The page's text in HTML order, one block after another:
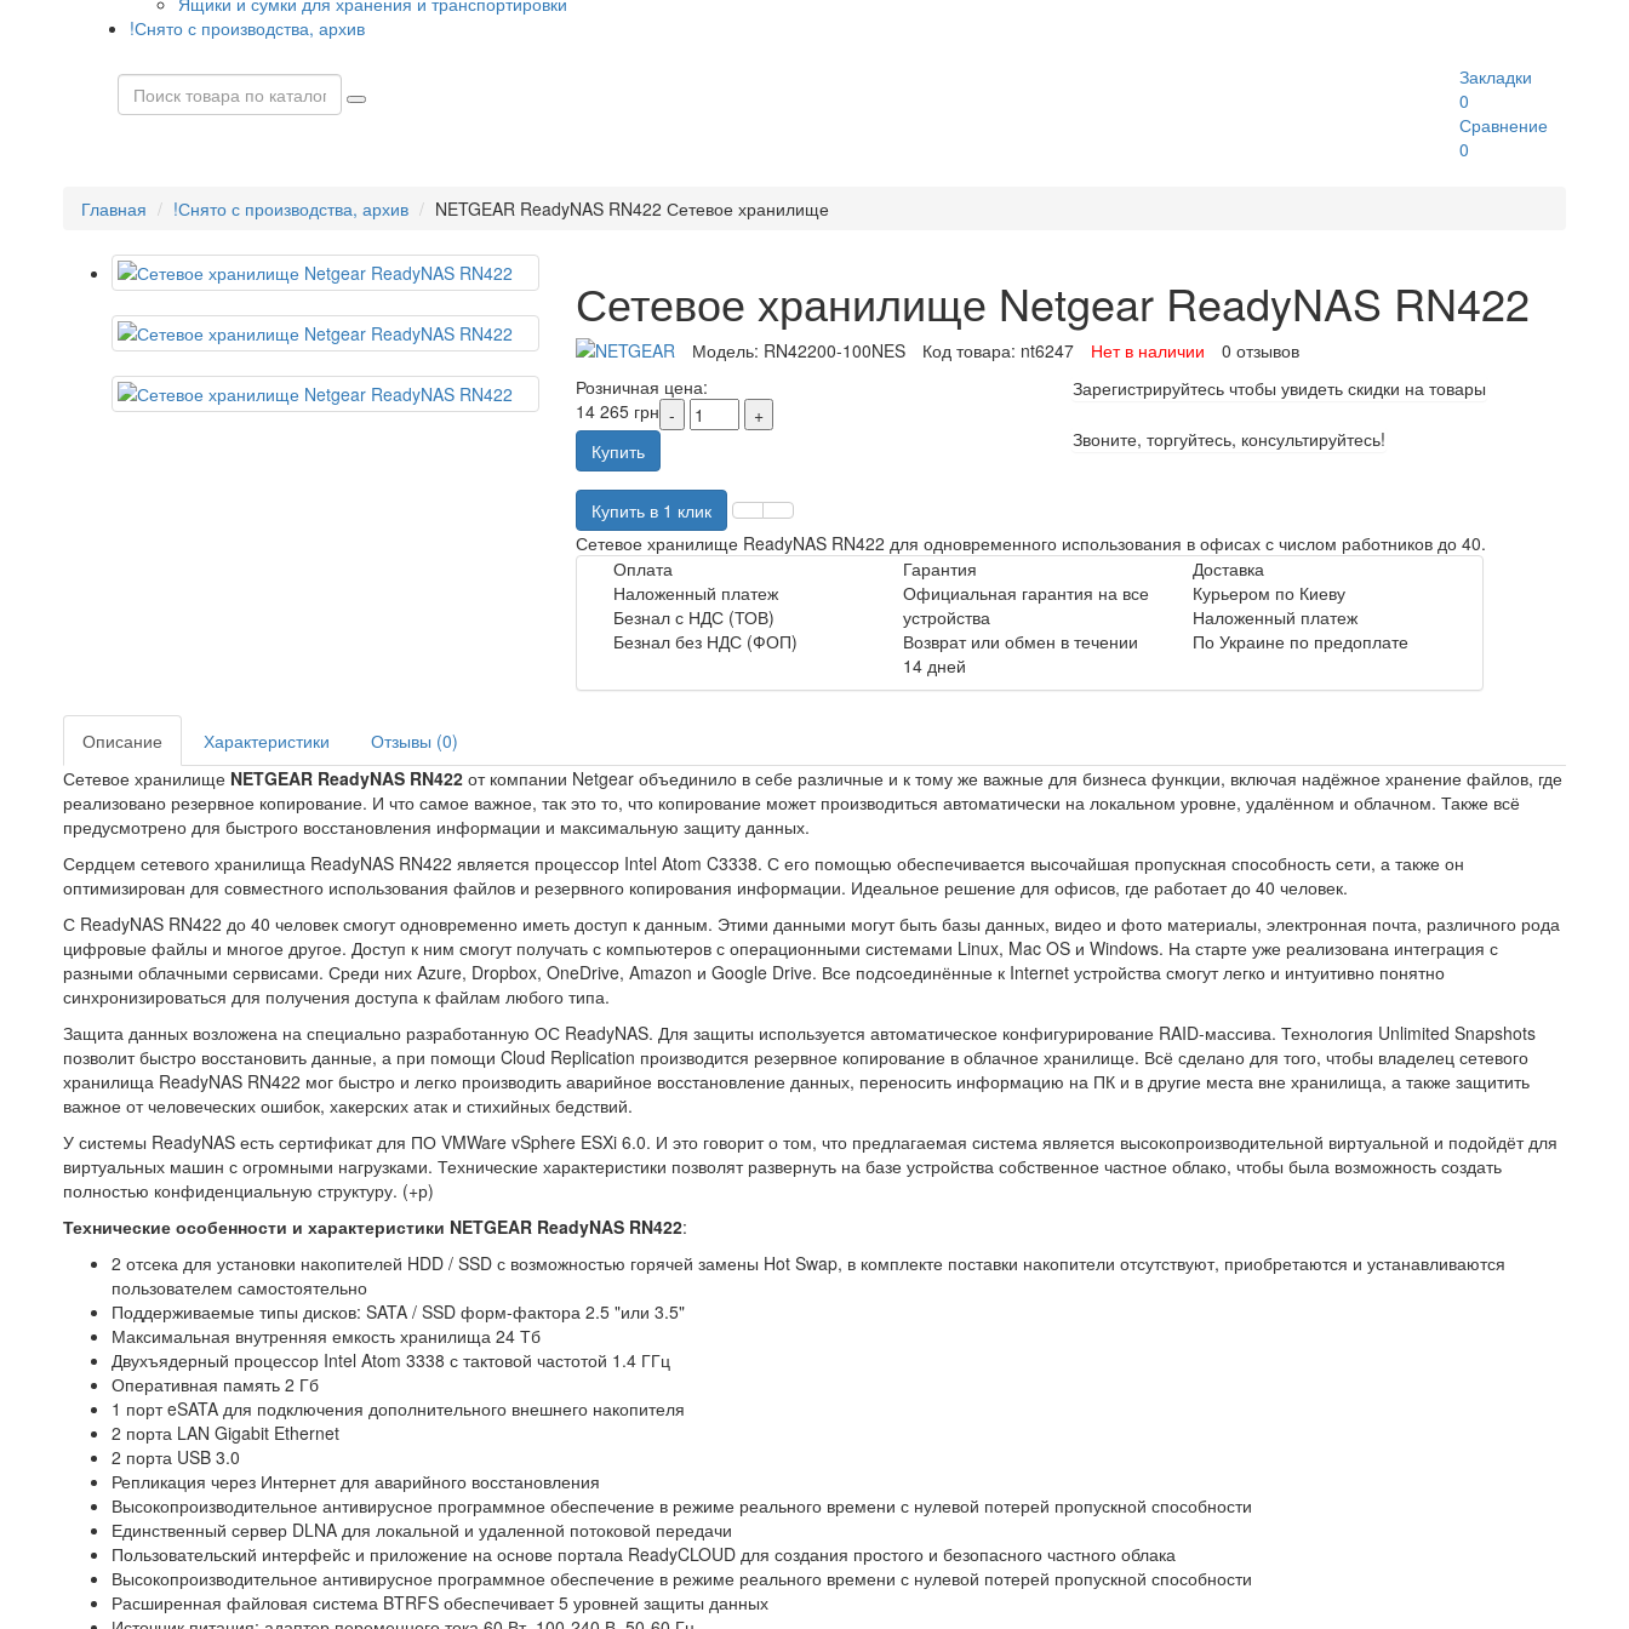
!Снято с производства, архив
Закладки
0
Сравнение
0
Главная !Снято с производства, архив NETGEAR ReadyNAS RN422 Сетевое хранилище
Сетевое хранилище Netgear ReadyNAS RN422
Модель: RN42200-100NES Код товара: nt6247 Нет в наличии
0 отзывов
Розничная цена:
14 265 грн
Купить
Купить в 1 клик
Зарегистрируйтесь чтобы увидеть скидки на товары
Звоните, торгуйтесь, консультируйтесь!
Сетевое хранилище ReadyNAS RN422 для одновременного использования в офисах с числом работников до 40.
Оплата
Наложенный платеж
Безнал с НДС (ТОВ)
Безнал без НДС (ФОП)
Гарантия
Официальная гарантия на все
устройства
Возврат или обмен в течении
14 дней
Доставка
Курьером по Киеву
Наложенный платеж
По Украине по предоплате
Описание Характеристики
Отзывы (0)
Сетевое хранилище NETGEAR ReadyNAS RN422 от компании Netgear объединило в себе различные и к тому же важные для бизнеса функции, включая надёжное хранение файлов, где
реализовано резервное копирование. И что самое важное, так это то, что копирование может производиться автоматически на локальном уровне, удалённом и облачном. Также всё
предусмотрено для быстрого восстановления информации и максимальную защиту данных.
Сердцем сетевого хранилища ReadyNAS RN422 является процессор Intel Atom C3338. С его помощью обеспечивается высочайшая пропускная способность сети, а также он
оптимизирован для совместного использования файлов и резервного копирования информации. Идеальное решение для офисов, где работает до 40 человек.
С ReadyNAS RN422 до 40 человек смогут одновременно иметь доступ к данным. Этими данными могут быть базы данных, видео и фото материалы, электронная почта, различного рода
цифровые файлы и многое другое. Доступ к ним смогут получать с компьютеров с операционными системами Linux, Mac OS и Windows. На старте уже реализована интеграция с
разными облачными сервисами. Среди них Azure, Dropbox, OneDrive, Amazon и Google Drive. Все подсоединённые к Internet устройства смогут легко и интуитивно понятно
синхронизироваться для получения доступа к файлам любого типа.
Защита данных возложена на специально разработанную ОС ReadyNAS. Для защиты используется автоматическое конфигурирование RAID-массива. Технология Unlimited Snapshots
позволит быстро восстановить данные, а при помощи Cloud Replication производится резервное копирование в облачное хранилище. Всё сделано для того, чтобы владелец сетевого
хранилища ReadyNAS RN422 мог быстро и легко производить аварийное восстановление данных, переносить информацию на ПК и в другие места вне хранилища, а также защитить
важное от человеческих ошибок, хакерских атак и стихийных бедствий.
У системы ReadyNAS есть сертификат для ПО VMWare vSphere ESXi 6.0. И это говорит о том, что предлагаемая система является высокопроизводительной виртуальной и подойдёт для
виртуальных машин с огромными нагрузками. Технические характеристики позволят развернуть на базе устройства собственное частное облако, чтобы была возможность создать
полностью конфиденциальную структуру. (+р)
Технические особенности и характеристики NETGEAR ReadyNAS RN422:
2 отсека для установки накопителей HDD / SSD с возможностью горячей замены Hot Swap, в комплекте поставки накопители отсутствуют, приобретаются и устанавливаются
пользователем самостоятельно
Поддерживаемые типы дисков: SATA / SSD форм-фактора 2.5 "или 3.5"
Максимальная внутренняя емкость хранилища 24 Тб
Двухъядерный процессор Intel Atom 3338 с тактовой частотой 1.4 ГГц
Оперативная память 2 Гб
1 порт eSATA для подключения дополнительного внешнего накопителя
2 порта LAN Gigabit Ethernet
2 порта USB 3.0
Репликация через Интернет для аварийного восстановления
Высокопроизводительное антивирусное программное обеспечение в режиме реального времени с нулевой потерей пропускной способности
Единственный сервер DLNA для локальной и удаленной потоковой передачи
Пользовательский интерфейс и приложение на основе портала ReadyCLOUD для создания простого и безопасного частного облака
Высокопроизводительное антивирусное программное обеспечение в режиме реального времени с нулевой потерей пропускной способности
Расширенная файловая система BTRFS обеспечивает 5 уровней защиты данных